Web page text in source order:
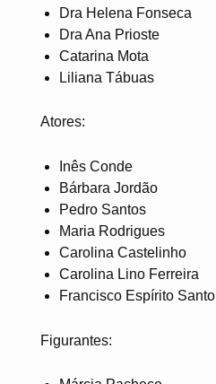
Dra Helena Fonseca
Dra Ana Prioste
Catarina Mota
Liliana Tábuas
Atores:
Inês Conde
Bárbara Jordão
Pedro Santos
Maria Rodrigues
Carolina Castelinho
Carolina Lino Ferreira
Francisco Espírito Santo
Figurantes: